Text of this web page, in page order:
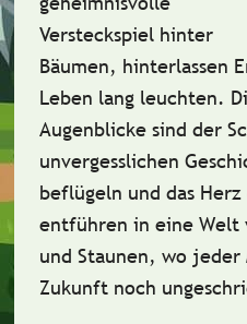
Versteckspiel hinter
Bäumen, hinterlassen
Leben lang leuchten.
Augenblicke sind der
unvergesslichen
beflügeln und das
entführen in eine Welt
und Staunen, wo
Zukunft noch